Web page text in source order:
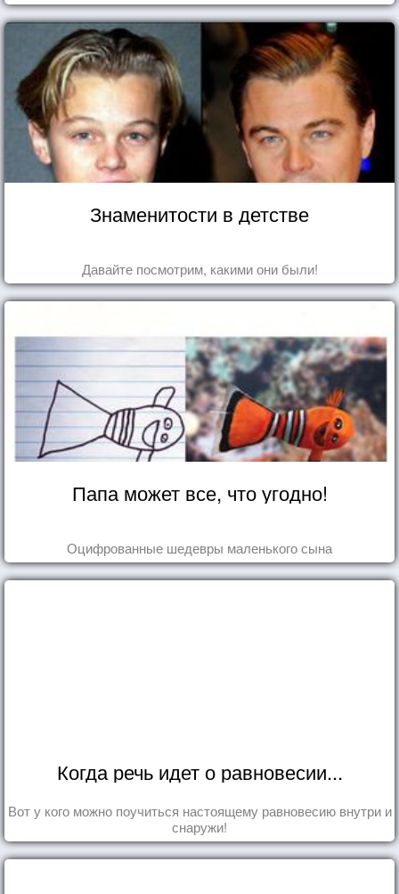
Знаменитости в детстве
Давайте посмотрим, какими они были!
Папа может все, что угодно!
Оцифрованные шедевры маленького сына
Когда речь идет о равновесии...
Вот у кого можно поучиться настоящему равновесию внутри и
снаружи!